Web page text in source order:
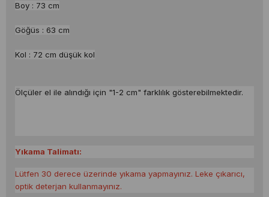
Boy : 73 cm
Göğüs : 63 cm
Kol : 72 cm düşük kol
Ölçüler el ile alındığı için "1-2 cm" farklılık gösterebilmektedir.
Yıkama Talimatı:
Lütfen 30 derece üzerinde yıkama yapmayınız. Leke çıkarıcı,
optik deterjan kullanmayınız.